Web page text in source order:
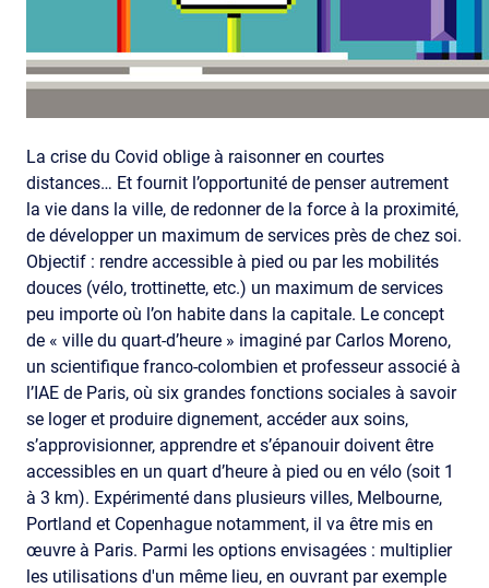
La crise du Covid oblige à raisonner en courtes
distances… Et fournit l’opportunité de penser autrement
la vie dans la ville, de redonner de la force à la proximité,
de développer un maximum de services près de chez soi.
Objectif : rendre accessible à pied ou par les mobilités
douces (vélo, trottinette, etc.) un maximum de services
peu importe où l’on habite dans la capitale. Le concept
de « ville du quart-d’heure » imaginé par Carlos Moreno,
un scientifique franco-colombien et professeur associé à
l’IAE de Paris, où six grandes fonctions sociales à savoir
se loger et produire dignement, accéder aux soins,
s’approvisionner, apprendre et s’épanouir doivent être
accessibles en un quart d’heure à pied ou en vélo (soit 1
à 3 km). Expérimenté dans plusieurs villes, Melbourne,
Portland et Copenhague notamment, il va être mis en
œuvre à Paris. Parmi les options envisagées : multiplier
les utilisations d'un même lieu, en ouvrant par exemple